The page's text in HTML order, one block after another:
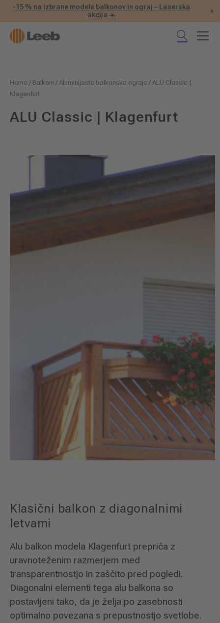
-15 % na izbrane modele balkonov in ograj – Laserska
akcija ☀️
×
Home / Balkoni /Aluminijaste balkonske ograje /ALU Classic |
Klagenfurt
ALU Classic | Klagenfurt
Klasični balkon z diagonalnimi
letvami
Alu balkon modela Klagenfurt prepriča z
uravnoteženim razmerjem med
transparentnostjo in zaščito pred pogledi.
Diagonalni elementi tega alu balkona so
postavljeni tako, da je želja po zasebnosti
optimalno povezana s prepustnostjo svetlobe.